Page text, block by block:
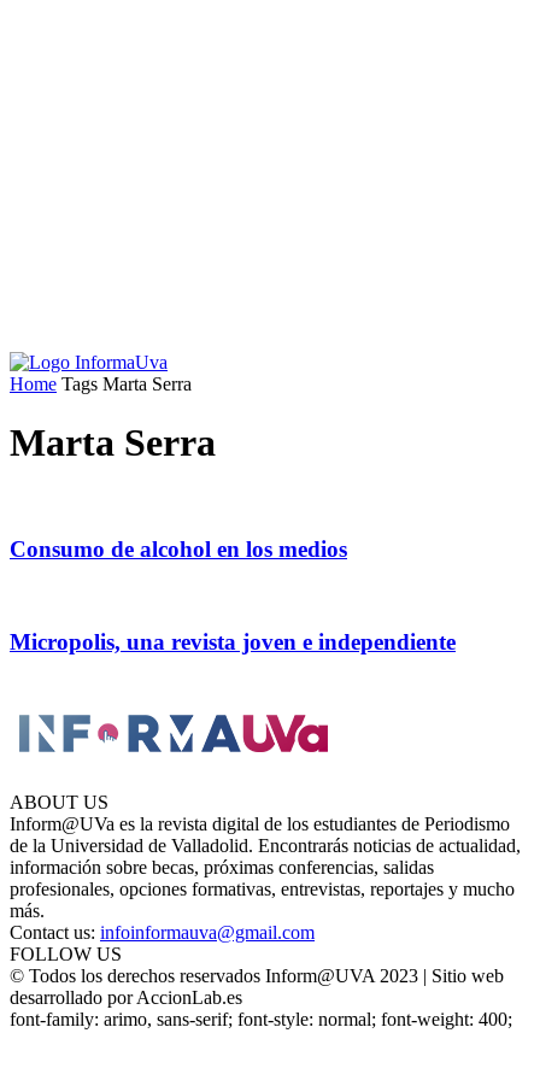
Home Tags Marta Serra
Marta Serra
Consumo de alcohol en los medios
Micropolis, una revista joven e independiente
ABOUT US
Inform@UVa es la revista digital de los estudiantes de Periodismo
de la Universidad de Valladolid. Encontrarás noticias de actualidad,
información sobre becas, próximas conferencias, salidas
profesionales, opciones formativas, entrevistas, reportajes y mucho
más.
Contact us: infoinformauva@gmail.com
FOLLOW US
© Todos los derechos reservados Inform@UVA 2023 | Sitio web
desarrollado por AccionLab.es
font-family: arimo, sans-serif; font-style: normal; font-weight: 400;